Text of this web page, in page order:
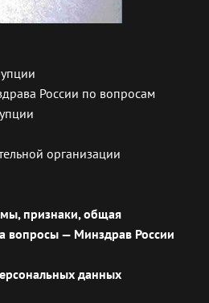
России по вопросам
организации
признаки, общая
вопросы — Минздрав России
данных